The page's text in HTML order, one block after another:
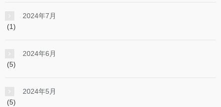
2024年7月
(1)
2024年6月
(5)
2024年5月
(5)